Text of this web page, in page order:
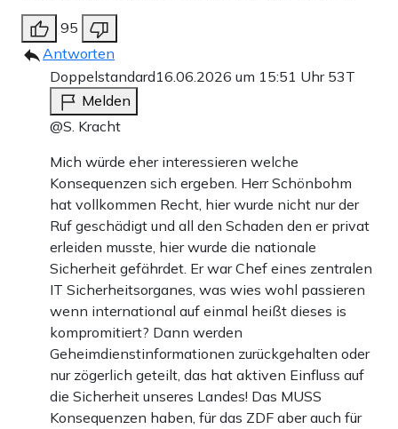
95
Antworten
Doppelstandard16.06.2026 um 15:51 Uhr 53T
Melden
@S. Kracht
Mich würde eher interessieren welche
Konsequenzen sich ergeben. Herr Schönbohm
hat vollkommen Recht, hier wurde nicht nur der
Ruf geschädigt und all den Schaden den er privat
erleiden musste, hier wurde die nationale
Sicherheit gefährdet. Er war Chef eines zentralen
IT Sicherheitsorganes, was wies wohl passieren
wenn international auf einmal heißt dieses is
kompromitiert? Dann werden
Geheimdienstinformationen zurückgehalten oder
nur zögerlich geteilt, das hat aktiven Einfluss auf
die Sicherheit unseres Landes! Das MUSS
Konsequenzen haben, für das ZDF aber auch für